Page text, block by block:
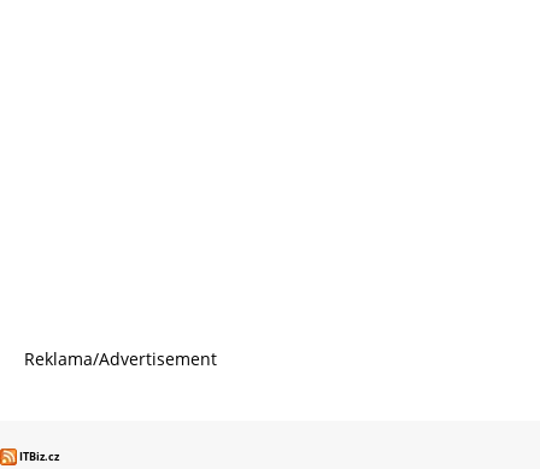
Reklama/Advertisement
ITBiz.cz